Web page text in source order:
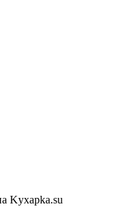
Kyxapka.su